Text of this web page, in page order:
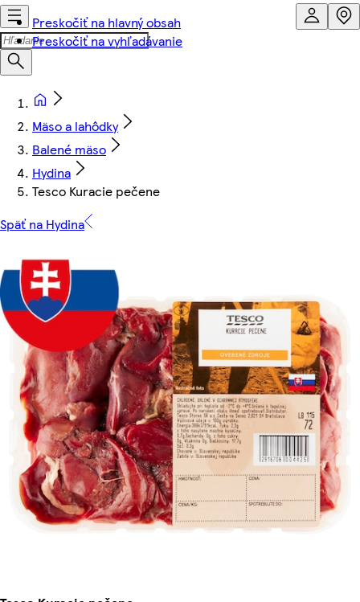
Preskočiť na hlavný obsah
Preskočiť na vyhľadávanie
Mäso a lahôdky
Balené mäso
Hydina
Tesco Kuracie pečene
Späť na Hydina